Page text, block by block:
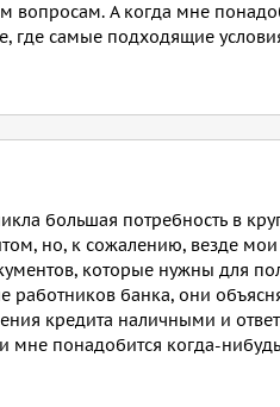
вопросам. А когда мне
где самые подходящие
большая потребность в
но, к сожалению, везде
которые нужны для
банка, они
кредита наличными и
мне понадобится когда-